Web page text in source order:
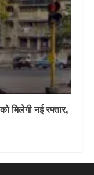
मिलेगी नई रफ्तार,